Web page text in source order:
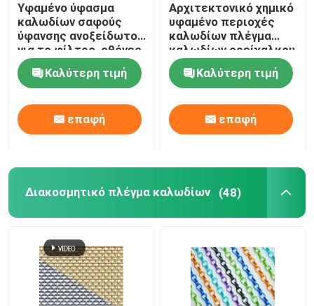
Φράκτης συνδέσεων αλυσίδων
Δίχτυ ασφαλείας ελικοδρομίων
Καλώδιο κραμάτων
Δαχτυλίδι ενισχυμένο για αγωγούς
Υφαμένο ύφασμα
καλωδίων σαφούς
ύφανσης ανοξείδωτου
για το φίλτρο, οθόνες
παραθύρων
Καλύτερη τιμή
επαφή
Αρχιτεκτονικό χημικό
υφαμένο περιοχές
καλωδίων πλέγμα
καλωδίων ορείχαλκου
υφασμάτων
διακοσμητικό
Καλύτερη τιμή
επαφή
Διακοσμητικό πλέγμα καλωδίων (48)